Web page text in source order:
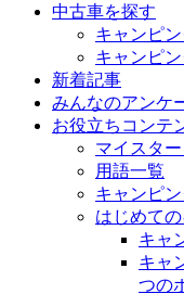
中古車を探す
キャンピ
キャンピ
新着記事
みんなのアンケ
お役立ちコンテ
マイスタ
用語一覧
キャンピ
はじめて
キャ
キャ
つの